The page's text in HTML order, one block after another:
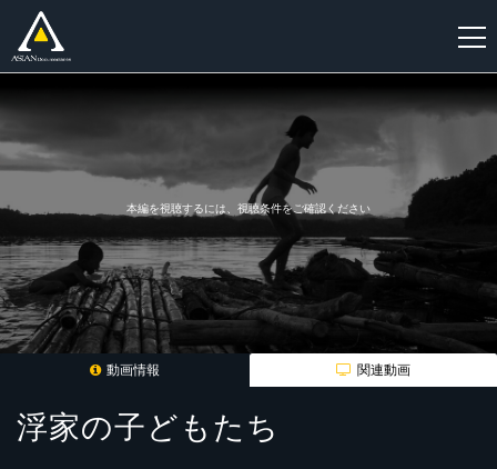
新
登
本編を視聴するには、視聴条件をご確認ください
動画情報 関連動画
浮家の子どもたち